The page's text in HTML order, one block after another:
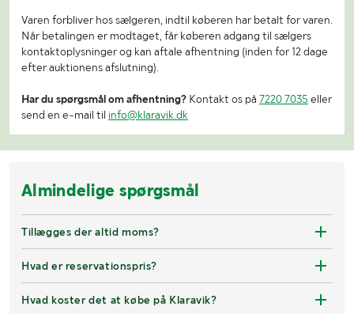
Varen forbliver hos sælgeren, indtil køberen har betalt for varen.
Når betalingen er modtaget, får køberen adgang til sælgers
kontaktoplysninger og kan aftale afhentning (inden for 12 dage
efter auktionens afslutning).
Har du spørgsmål om afhentning? Kontakt os på 7220 7035 eller
send en e-mail til info@klaravik.dk
Almindelige spørgsmål
Tillægges der altid moms?
Hvad er reservationspris?
Hvad koster det at købe på Klaravik?